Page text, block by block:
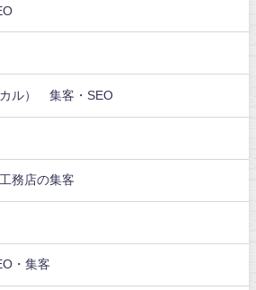
ル） 集客・SEO
務店の集客
・集客